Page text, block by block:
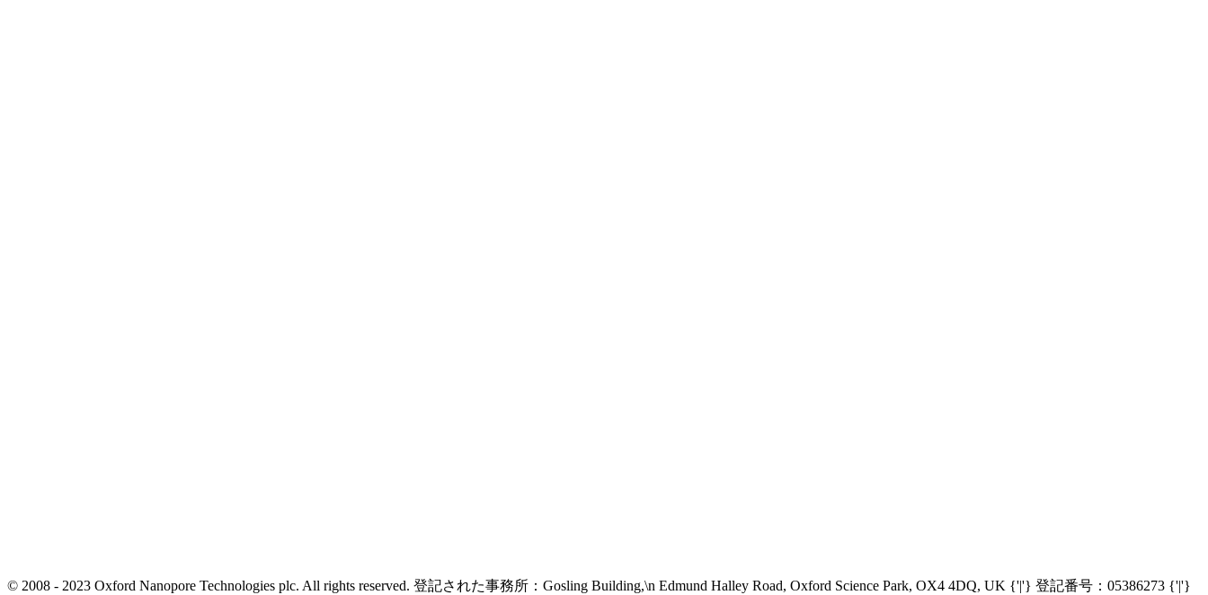
© 2008 - 2023 Oxford Nanopore Technologies plc. All rights reserved. 登記された事務所：Gosling Building,\n Edmund Halley Road, Oxford Science Park, OX4 4DQ, UK {'|'} 登記番号：05386273 {'|'}